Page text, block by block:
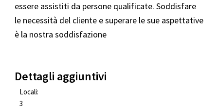
essere assistiti da persone qualificate. Soddisfare
le necessità del cliente e superare le sue aspettative
è la nostra soddisfazione
Dettagli aggiuntivi
Locali:
3